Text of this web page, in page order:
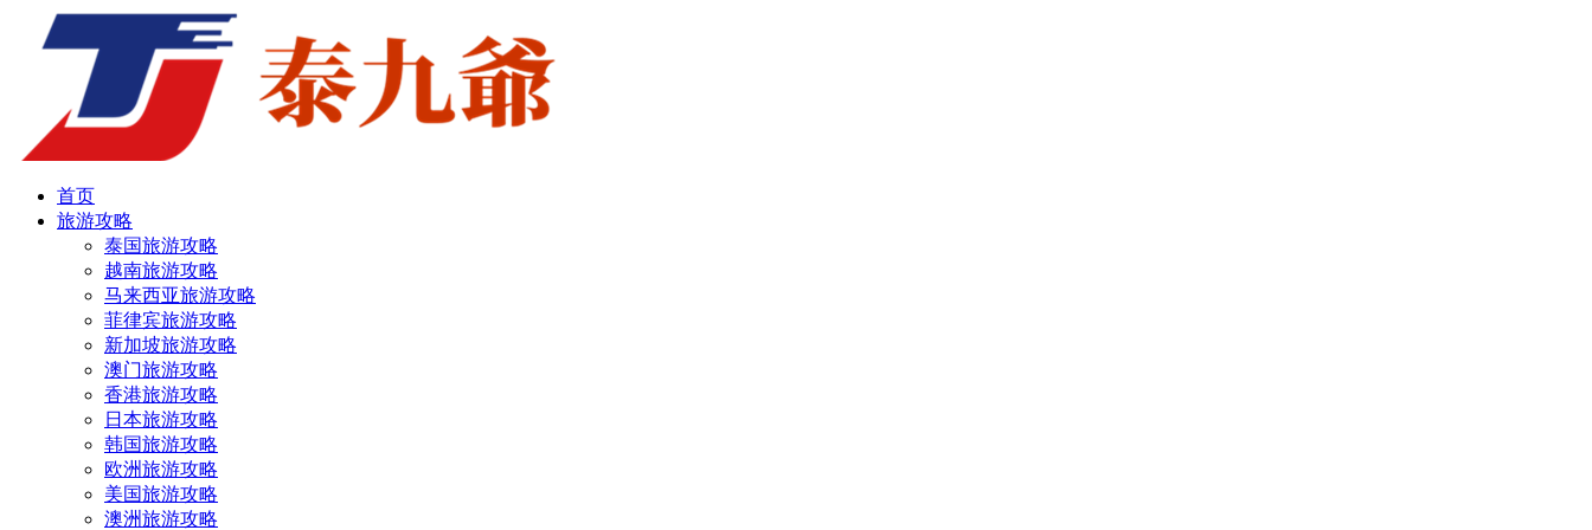
首页
旅游攻略
泰国旅游攻略
越南旅游攻略
马来西亚旅游攻略
菲律宾旅游攻略
新加坡旅游攻略
澳门旅游攻略
香港旅游攻略
日本旅游攻略
韩国旅游攻略
欧洲旅游攻略
美国旅游攻略
澳洲旅游攻略